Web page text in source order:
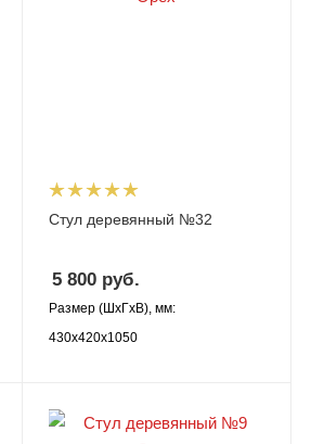
Стул деревянный №32
5 800руб.
Размер (ШхГхВ), мм:
430х420х1050